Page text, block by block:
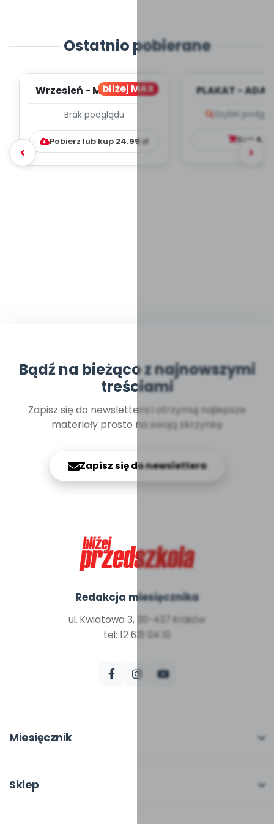
Ostatnio pobierane
bliżej MAX
Wrzesień - MIESIĘCZNY
WYCHOWAWCZO –
DYDAKTYC...
Brak podglądu
Pobierz lub kup 24.99zł
PLAKAT -
Szybki
Kup
Bądź na bieżąco z najnowszymi
treściami
Zapisz się do newslettera i otrzymuj najlepsze
materiały prosto na swoją skrzynkę
Zapisz się do newslettera
Redakcja miesięcznika
ul. Kwiatowa 3, 30-437 Kraków
tel: 12 631 04 10
Miesięcznik
W numerze
Sklep